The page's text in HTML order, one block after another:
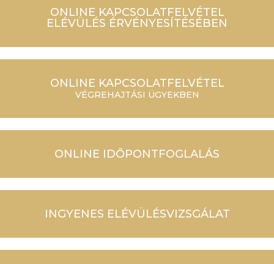
ONLINE KAPCSOLATFELVÉTEL
ELÉVÜLÉS ÉRVÉNYESÍTÉSÉBEN
ONLINE KAPCSOLATFELVÉTEL
VÉGREHAJTÁSI ÜGYEKBEN
ONLINE IDŐPONTFOGLALÁS
INGYENES ELÉVÜLÉSVIZSGÁLAT